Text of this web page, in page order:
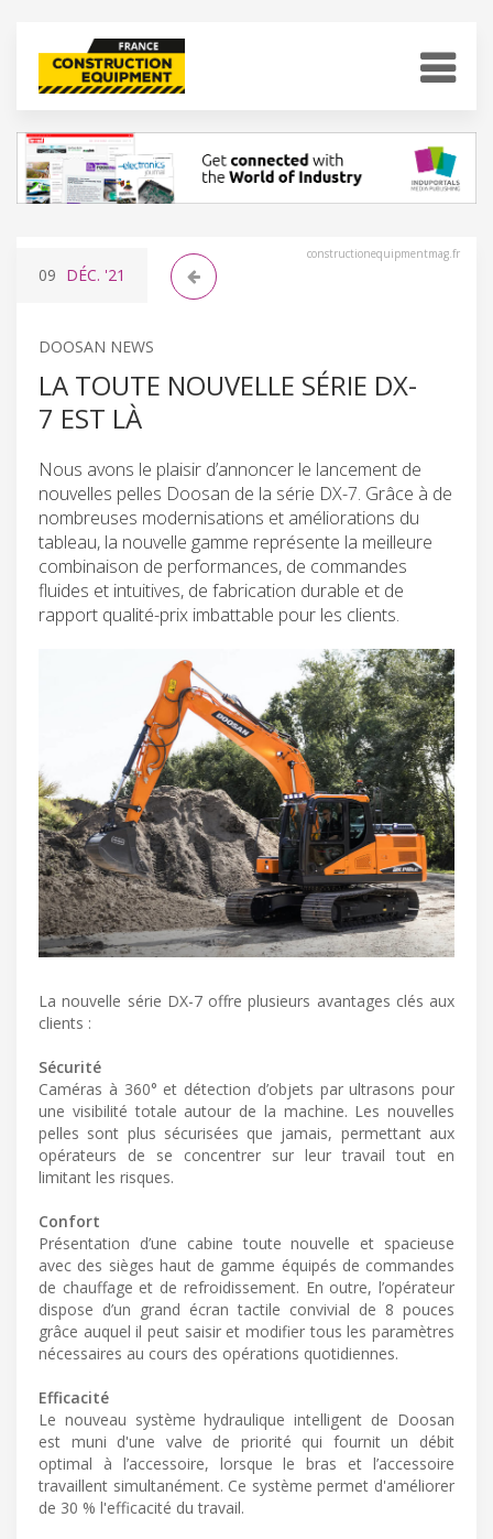
constructionequipmentmag.fr
09 DÉC. '21
DOOSAN NEWS
LA TOUTE NOUVELLE SÉRIE DX-
7 EST LÀ
Nous avons le plaisir d’annoncer le lancement de
nouvelles pelles Doosan de la série DX-7. Grâce à de
nombreuses modernisations et améliorations du
tableau, la nouvelle gamme représente la meilleure
combinaison de performances, de commandes
fluides et intuitives, de fabrication durable et de
rapport qualité-prix imbattable pour les clients.
La nouvelle série DX-7 offre plusieurs avantages clés aux
clients :
Sécurité
Caméras à 360° et détection d’objets par ultrasons pour
une visibilité totale autour de la machine. Les nouvelles
pelles sont plus sécurisées que jamais, permettant aux
opérateurs de se concentrer sur leur travail tout en
limitant les risques.
Confort
Présentation d’une cabine toute nouvelle et spacieuse
avec des sièges haut de gamme équipés de commandes
de chauffage et de refroidissement. En outre, l’opérateur
dispose d’un grand écran tactile convivial de 8 pouces
grâce auquel il peut saisir et modifier tous les paramètres
nécessaires au cours des opérations quotidiennes.
Efficacité
Le nouveau système hydraulique intelligent de Doosan
est muni d'une valve de priorité qui fournit un débit
optimal à l’accessoire, lorsque le bras et l’accessoire
travaillent simultanément. Ce système permet d'améliorer
de 30 % l'efficacité du travail.